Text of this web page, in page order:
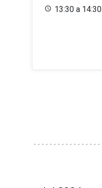
13:30 a 14:30